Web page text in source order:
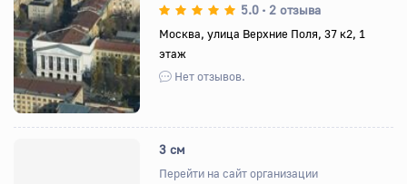
Назад Вперед
5.0 • 2 отзыва
Москва, улица Верхние Поля, 37 к2, 1
этаж
Нет отзывов.
3 см
Перейти на сайт организации